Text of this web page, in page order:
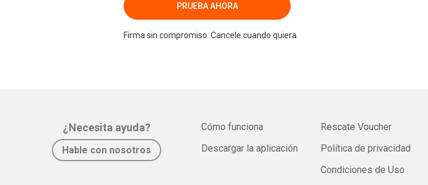
PRUEBA AHORA
Firma sin compromiso. Cancele cuando quiera.
¿Necesita ayuda?
Hable con nosotros
Cómo funciona
Descargar la aplicación
Rescate Voucher
Política de privacidad
Condiciones de Uso